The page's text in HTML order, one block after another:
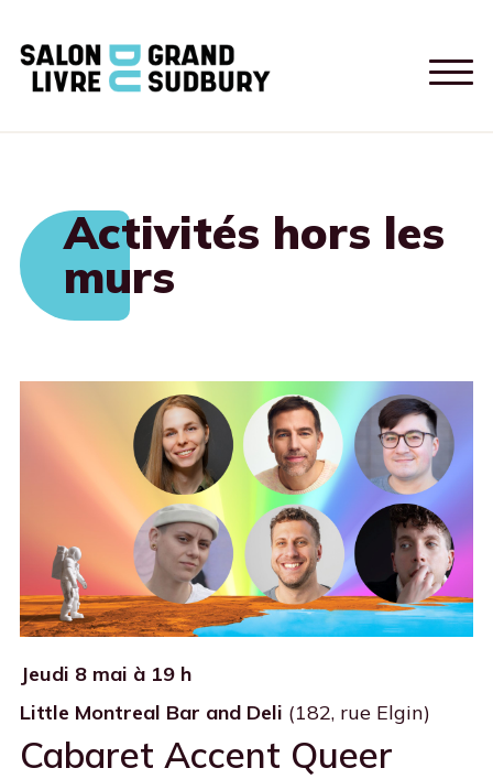
Activités hors les
murs
Jeudi 8 mai à 19 h
Little Montreal Bar and Deli (182, rue Elgin)
Cabaret Accent Queer